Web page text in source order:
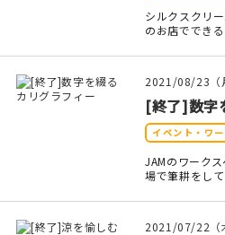
お買い物ガイド
シルクスクリ
のお店ででき
2021/08/23（
[終了]数字
イベント・ワ
JAMのワーク
場で筆耕をし
2021/07/22（